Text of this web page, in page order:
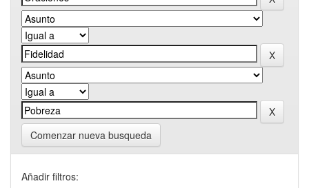
Comenzar nueva busqueda
Añadir filtros: